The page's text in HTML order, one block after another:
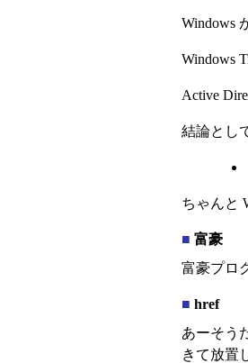
Windows
Windows
Active
結論とし
ちゃんと
■ 富豪
富豪プロ
■ href
あーそう
きて放置